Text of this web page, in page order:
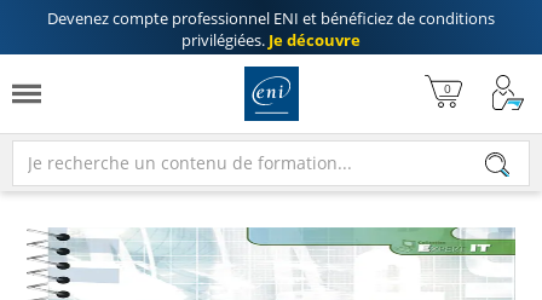
Devenez compte professionnel ENI et bénéficiez deconditions
privilégiées. Je découvre